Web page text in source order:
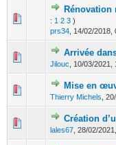
: 1 2 3 )
prs34 14/02/2018,
Arrivée
Jilouc 10/03/2021,
0 Votes -
Mise en
Thierry Michels
0 Votes -
Création
lales67 28/02/
0 Votes -